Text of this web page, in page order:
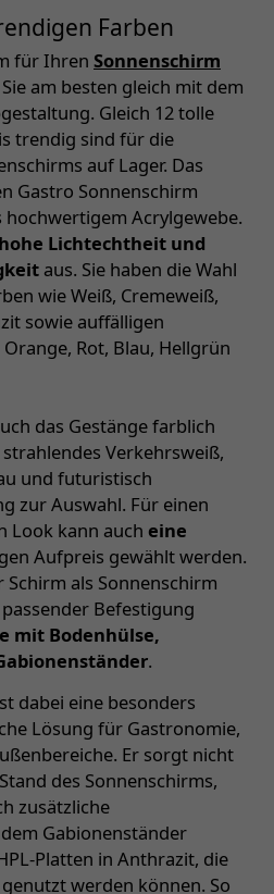
Farben
für Ihren Sonnenschirm
am besten gleich mit dem
Gleich 12 tolle
trendig sind für die
auf Lager. Das
Gastro Sonnenschirm
Acrylgewebe.
hohe Lichtechtheit und
aus. Sie haben die Wahl
wie Weiß, Cremeweiß,
sowie auffälligen
Rot, Blau, Hellgrün
das Gestänge farblich
Verkehrsweiß,
und futuristisch
zur Auswahl. Für einen
Look kann auch eine
Aufpreis gewählt werden.
Schirm als Sonnenschirm
Befestigung
mit Bodenhülse,
.
dabei eine besonders
Lösung für Gastronomie,
Er sorgt nicht
des Sonnenschirms,
zusätzliche
Gabionenständer
Platten in Anthrazit, die
werden können. So